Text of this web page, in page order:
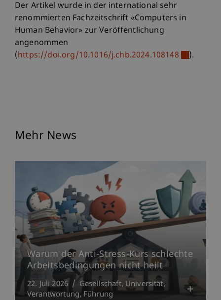
Der Artikel wurde in der international sehr
renommierten Fachzeitschrift «Computers in
Human Behavior» zur Veröffentlichung
angenommen
(https://doi.org/10.1016/j.chb.2024.108148 ).
Mehr News
Warum der Anti-Stress-Kurs schlechte
Arbeitsbedingungen nicht heilt
22. Juli 2026 Gesellschaft Universität
Verantwortung Führung